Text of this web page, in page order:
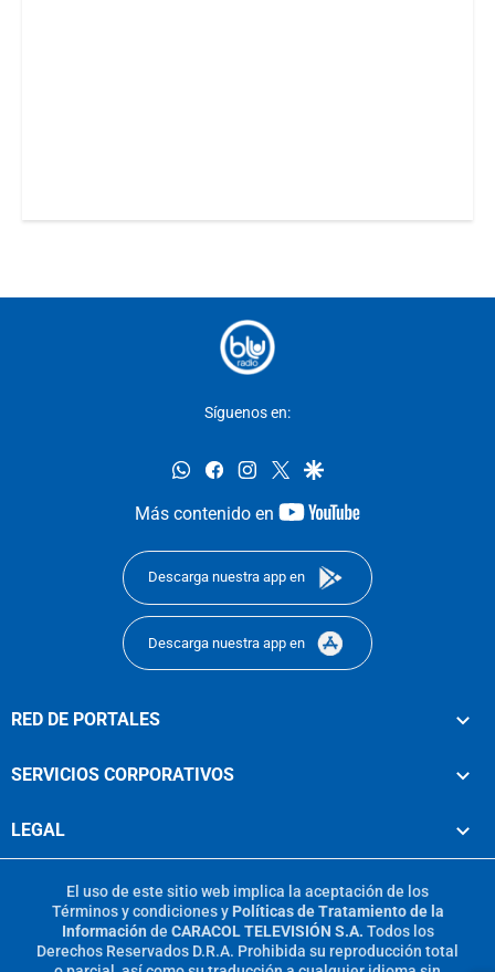
Síguenos en:
whatsappfacebookinstagram
twittergoogle
Más contenido en
youtube-
Descarga nuestra app en
Descarga nuestra app en
RED DE PORTALES
SERVICIOS CORPORATIVOS
LEGAL
El uso de este sitio web implica la aceptación de los
Términos y condicionesy Políticas de Tratamiento de la
Información de CARACOL TELEVISIÓN S.A. Todos los
Derechos Reservados D.R.A. Prohibida su reproducción total